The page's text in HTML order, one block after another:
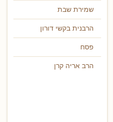
שמירת שבת
הרבנית בקשי דורון
פסח
הרב אריה קרן